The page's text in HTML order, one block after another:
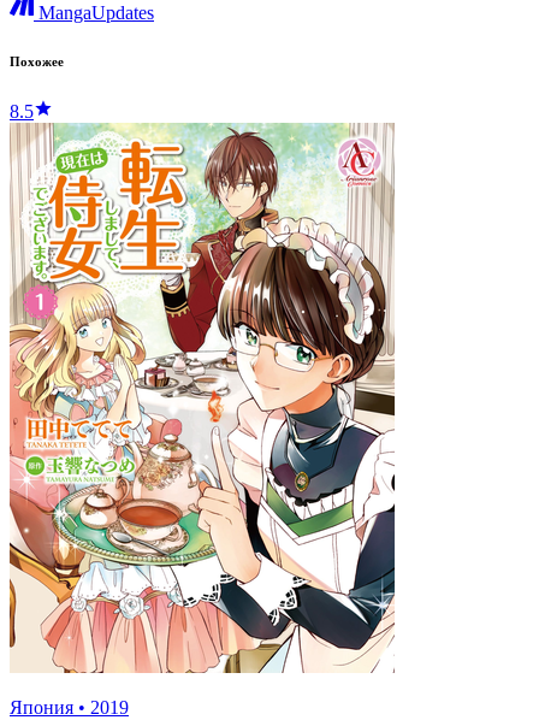
MangaUpdates
Похожее
8.5
Япония • 2019